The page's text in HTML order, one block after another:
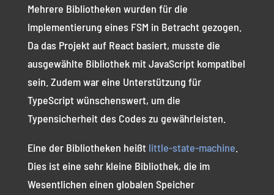
Mehrere Bibliotheken wurden für die
Implementierung eines FSM in Betracht gezogen.
Da das Projekt auf React basiert, musste die
ausgewählte Bibliothek mit JavaScript kompatibel
sein. Zudem war eine Unterstützung für
TypeScript wünschenswert, um die
Typensicherheit des Codes zu gewährleisten.
Eine der Bibliotheken heißt little-state-machine
Dies ist eine sehr kleine Bibliothek, die im
Wesentlichen einen globalen Speicher